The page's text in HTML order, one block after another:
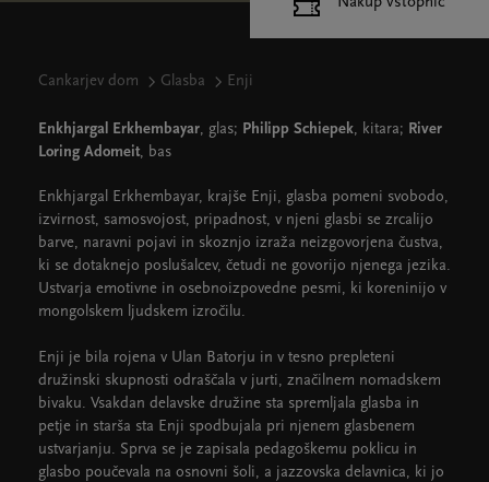
Cankarjev dom Glasba Enji
Enkhjargal Erkhembayar, glas; Philipp Schiepek, kitara; River
Loring Adomeit, bas
Enkhjargal Erkhembayar, krajše Enji, glasba pomeni svobodo,
izvirnost, samosvojost, pripadnost, v njeni glasbi se zrcalijo
barve, naravni pojavi in skoznjo izraža neizgovorjena čustva,
ki se dotaknejo poslušalcev, četudi ne govorijo njenega jezika.
Ustvarja emotivne in osebnoizpovedne pesmi, ki koreninijo v
mongolskem ljudskem izročilu.
Enji je bila rojena v Ulan Batorju in v tesno prepleteni
družinski skupnosti odraščala v jurti, značilnem nomadskem
bivaku. Vsakdan delavske družine sta spremljala glasba in
petje in starša sta Enji spodbujala pri njenem glasbenem
ustvarjanju. Sprva se je zapisala pedagoškemu poklicu in
glasbo poučevala na osnovni šoli, a jazzovska delavnica, ki jo